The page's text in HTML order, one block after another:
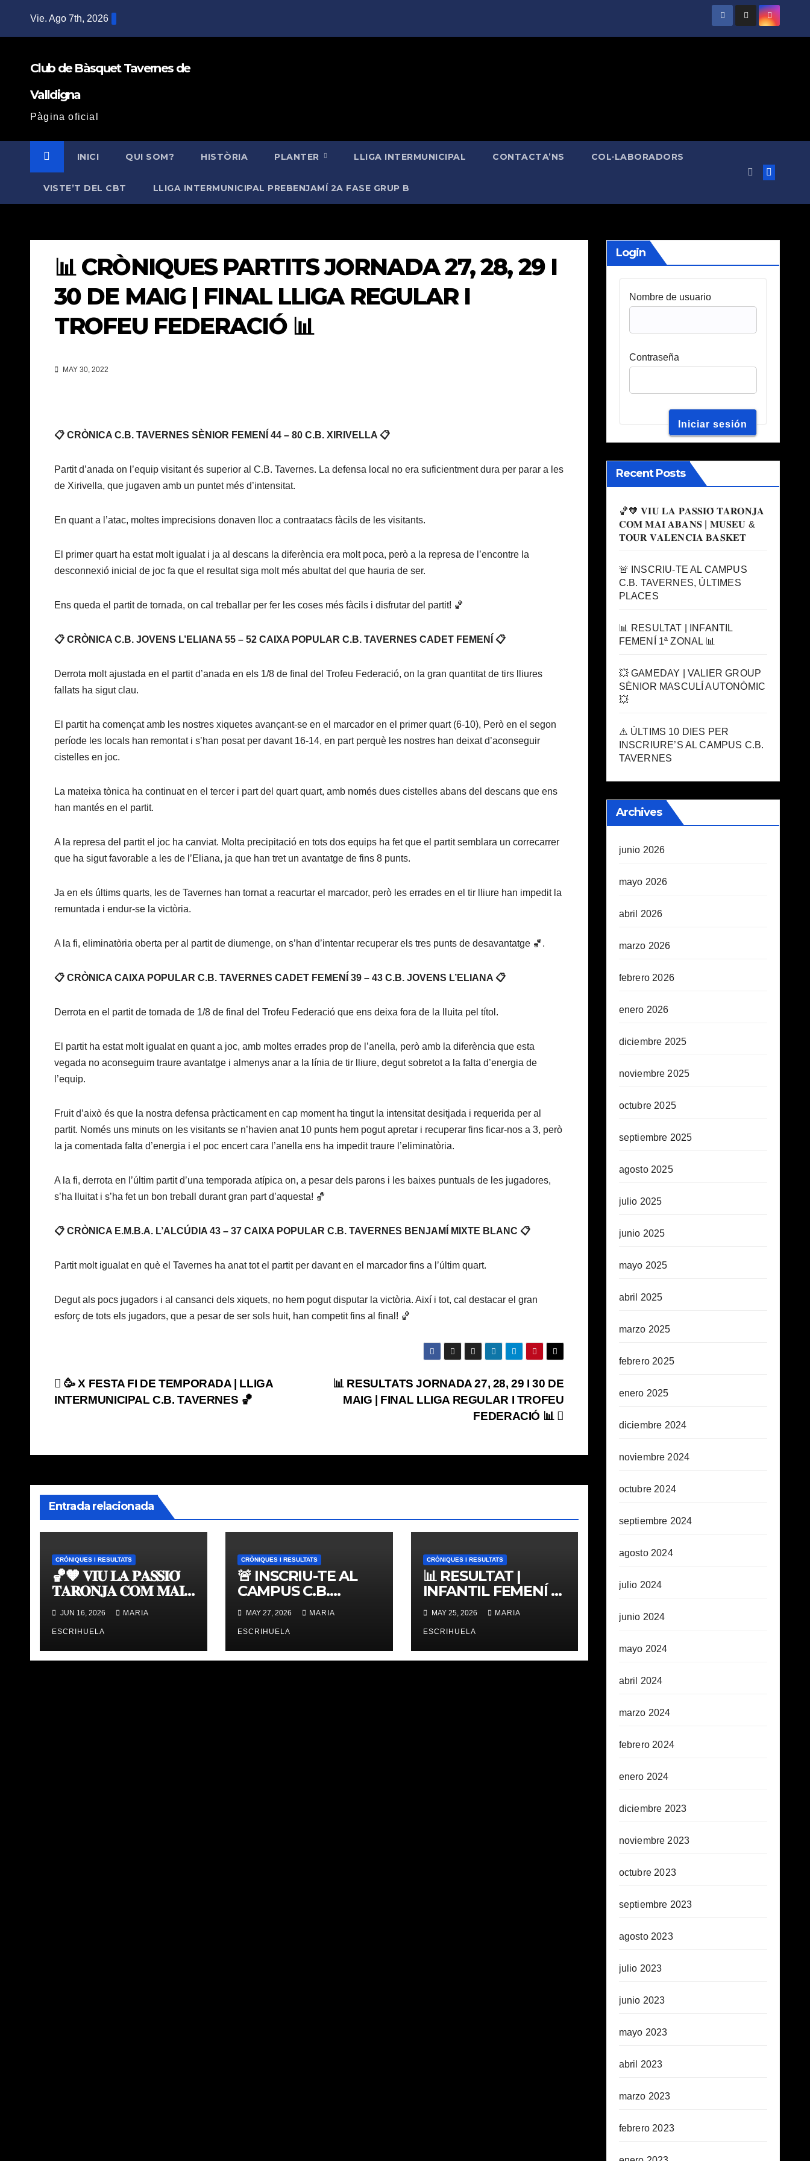
Vie. Ago 7th, 2026
Club de Bàsquet Tavernes de
Valldigna
Pàgina oficial
INICI QUI SOM? HISTÒRIA PLANTER LLIGA INTERMUNICIPAL CONTACTA’NS COL·LABORADORS
VISTE’T DEL CBT LLIGA INTERMUNICIPAL PREBENJAMÍ 2A FASE GRUP B
📊 CRÒNIQUES PARTITS JORNADA 27, 28, 29 I
30 DE MAIG | FINAL LLIGA REGULAR I
TROFEU FEDERACIÓ 📊
MAY 30, 2022
📋 CRÒNICA C.B. TAVERNES SÈNIOR FEMENÍ 44 – 80 C.B. XIRIVELLA 📋
Partit d’anada on l’equip visitant és superior al C.B. Tavernes. La defensa local no era suficientment dura per parar a les
de Xirivella, que jugaven amb un puntet més d’intensitat.
En quant a l’atac, moltes imprecisions donaven lloc a contraatacs fàcils de les visitants.
El primer quart ha estat molt igualat i ja al descans la diferència era molt poca, però a la represa de l’encontre la
desconnexió inicial de joc fa que el resultat siga molt més abultat del que hauria de ser.
Ens queda el partit de tornada, on cal treballar per fer les coses més fàcils i disfrutar del partit! 🏀
📋 CRÒNICA C.B. JOVENS L’ELIANA 55 – 52 CAIXA POPULAR C.B. TAVERNES CADET FEMENÍ 📋
Derrota molt ajustada en el partit d’anada en els 1/8 de final del Trofeu Federació, on la gran quantitat de tirs lliures
fallats ha sigut clau.
El partit ha començat amb les nostres xiquetes avançant-se en el marcador en el primer quart (6-10), Però en el segon
període les locals han remontat i s’han posat per davant 16-14, en part perquè les nostres han deixat d’aconseguir
cistelles en joc.
La mateixa tònica ha continuat en el tercer i part del quart quart, amb només dues cistelles abans del descans que ens
han mantés en el partit.
A la represa del partit el joc ha canviat. Molta precipitació en tots dos equips ha fet que el partit semblara un correcarrer
que ha sigut favorable a les de l’Eliana, ja que han tret un avantatge de fins 8 punts.
Ja en els últims quarts, les de Tavernes han tornat a reacurtar el marcador, però les errades en el tir lliure han impedit la
remuntada i endur-se la victòria.
A la fi, eliminatòria oberta per al partit de diumenge, on s’han d’intentar recuperar els tres punts de desavantatge 🏀.
📋 CRÒNICA CAIXA POPULAR C.B. TAVERNES CADET FEMENÍ 39 – 43 C.B. JOVENS L’ELIANA 📋
Derrota en el partit de tornada de 1/8 de final del Trofeu Federació que ens deixa fora de la lluita pel títol.
El partit ha estat molt igualat en quant a joc, amb moltes errades prop de l’anella, però amb la diferència que esta
vegada no aconseguim traure avantatge i almenys anar a la línia de tir lliure, degut sobretot a la falta d’energia de
l’equip.
Fruit d’això és que la nostra defensa pràcticament en cap moment ha tingut la intensitat desitjada i requerida per al
partit. Només uns minuts on les visitants se n’havien anat 10 punts hem pogut apretar i recuperar fins ficar-nos a 3, però
la ja comentada falta d’energia i el poc encert cara l’anella ens ha impedit traure l’eliminatòria.
A la fi, derrota en l’últim partit d’una temporada atípica on, a pesar dels parons i les baixes puntuals de les jugadores,
s’ha lluitat i s’ha fet un bon treball durant gran part d’aquesta! 🏀
📋 CRÒNICA E.M.B.A. L’ALCÚDIA 43 – 37 CAIXA POPULAR C.B. TAVERNES BENJAMÍ MIXTE BLANC 📋
Partit molt igualat en què el Tavernes ha anat tot el partit per davant en el marcador fins a l’últim quart.
Degut als pocs jugadors i al cansanci dels xiquets, no hem pogut disputar la victòria. Així i tot, cal destacar el gran
esforç de tots els jugadors, que a pesar de ser sols huit, han competit fins al final! 🏀
Navegación
📊 RESULTATS JORNADA 27, 28, 29 I 30 DE
MAIG | FINAL LLIGA REGULAR I TROFEU
FEDERACIÓ 📊
🥳 X FESTA FI DE TEMPORADA | LLIGA
INTERMUNICIPAL C.B. TAVERNES 🏀
Entrada relacionada
CRÒNIQUES I RESULTATS
🏀🧡 𝐕𝐈𝐔 𝐋𝐀 𝐏𝐀𝐒𝐒𝐈𝐎́
𝐓𝐀𝐑𝐎𝐍𝐉𝐀 𝐂𝐎𝐌 𝐌𝐀𝐈
𝐀𝐁𝐀𝐍𝐒 | 𝐌𝐔𝐒𝐄𝐔 &
𝐓𝐎𝐔𝐑 𝐕𝐀𝐋𝐄𝐍𝐂𝐈𝐀
𝐁𝐀𝐒𝐊𝐄𝐓
JUN 16, 2026 MARIA
ESCRIHUELA
CRÒNIQUES I RESULTATS
🚨 INSCRIU-TE AL
CAMPUS C.B.
TAVERNES,
ÚLTIMES PLACES
MAY 27, 2026 MARIA
ESCRIHUELA
CRÒNIQUES I RESULTATS
📊 RESULTAT |
INFANTIL FEMENÍ 1ª
ZONAL 📊
MAY 25, 2026 MARIA
ESCRIHUELA
Login
Nombre de usuario
Contraseña
Recent Posts
🏀🧡 𝐕𝐈𝐔 𝐋𝐀 𝐏𝐀𝐒𝐒𝐈𝐎́ 𝐓𝐀𝐑𝐎𝐍𝐉𝐀
𝐂𝐎𝐌 𝐌𝐀𝐈 𝐀𝐁𝐀𝐍𝐒 | 𝐌𝐔𝐒𝐄𝐔 &
𝐓𝐎𝐔𝐑 𝐕𝐀𝐋𝐄𝐍𝐂𝐈𝐀 𝐁𝐀𝐒𝐊𝐄𝐓
🚨 INSCRIU-TE AL CAMPUS
C.B. TAVERNES, ÚLTIMES
PLACES
📊 RESULTAT | INFANTIL
FEMENÍ 1ª ZONAL 📊
💥 GAMEDAY | VALIER GROUP
SÈNIOR MASCULÍ AUTONÒMIC
💥
⚠️ ÚLTIMS 10 DIES PER
INSCRIURE’S AL CAMPUS C.B.
TAVERNES
Archives
junio 2026
mayo 2026
abril 2026
marzo 2026
febrero 2026
enero 2026
diciembre 2025
noviembre 2025
octubre 2025
septiembre 2025
agosto 2025
julio 2025
junio 2025
mayo 2025
abril 2025
marzo 2025
febrero 2025
enero 2025
diciembre 2024
noviembre 2024
octubre 2024
septiembre 2024
agosto 2024
julio 2024
junio 2024
mayo 2024
abril 2024
marzo 2024
febrero 2024
enero 2024
diciembre 2023
noviembre 2023
octubre 2023
septiembre 2023
agosto 2023
julio 2023
junio 2023
mayo 2023
abril 2023
marzo 2023
febrero 2023